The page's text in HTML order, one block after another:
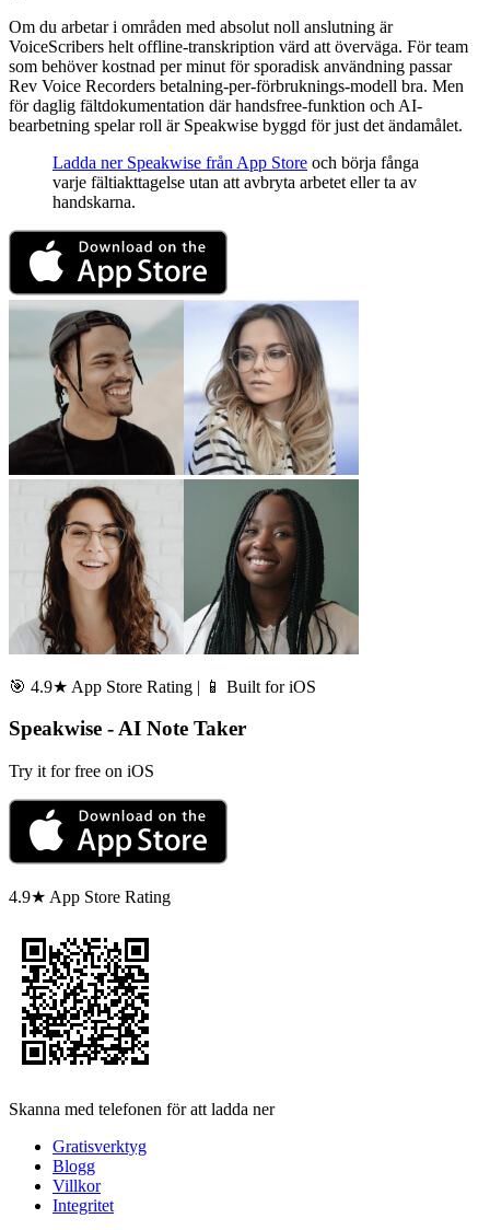
Om du arbetar i områden med absolut noll anslutning är
VoiceScribers helt offline-transkription värd att överväga. För team
som behöver kostnad per minut för sporadisk användning passar
Rev Voice Recorders betalning-per-förbruknings-modell bra. Men
för daglig fältdokumentation där handsfree-funktion och AI-
bearbetning spelar roll är Speakwise byggd för just det ändamålet.
Ladda ner Speakwise från App Store och börja fånga
varje fältiakttagelse utan att avbryta arbetet eller ta av
handskarna.
🎯 4.9★ App Store Rating | 📱 Built for iOS
Speakwise - AI Note Taker
Try it for free on iOS
4.9★ App Store Rating
Skanna med telefonen för att ladda ner
Gratisverktyg
Blogg
Villkor
Integritet